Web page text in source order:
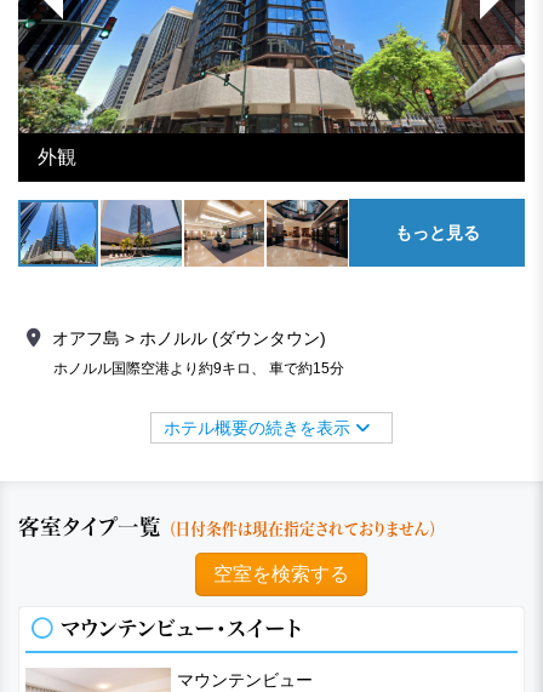
外観
もっと見る
オアフ島 > ホノルル (ダウンタウン)
ホノルル国際空港より約9キロ、 車で約15分
ホテル概要の続きを表示
客室タイプ一覧 （日付条件は現在指定されておりません）
空室を検索する
マウンテンビュー・スイート
マウンテンビュー